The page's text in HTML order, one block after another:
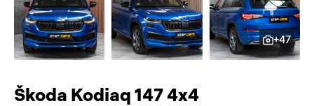
Pracovní stroje
Náhradní díly
Auto a život
Videa
+47
Škoda Kodiaq 147 4x4